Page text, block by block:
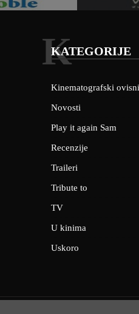
KATEGORIJE
K
Kinematografski
Novosti
Play it again Sam
Recenzije
Traileri
Tribute to
TV
U kinima
Uskoro